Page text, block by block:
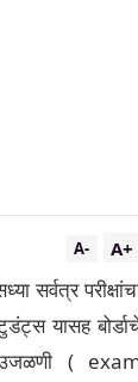
A+
A-
सर्वत्र
यासह
उजळणी (